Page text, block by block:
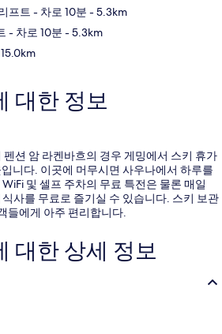
프트 - 차로 10분 - 5.3km
- 차로 10분 - 5.3km
대한 정보
션 암 라켄바흐의 경우 게밍에서 스키 휴가
니다. 이곳에 머무시면 사우나에서 하루를
및 셀프 주차의 무료 특전은 물론 매일
사를 무료로 즐기실 수 있습니다. 스키 보관
들에게 아주 편리합니다.
대한 상세 정보